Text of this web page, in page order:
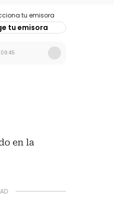
tu emisora
tu emisora
09:45
en la